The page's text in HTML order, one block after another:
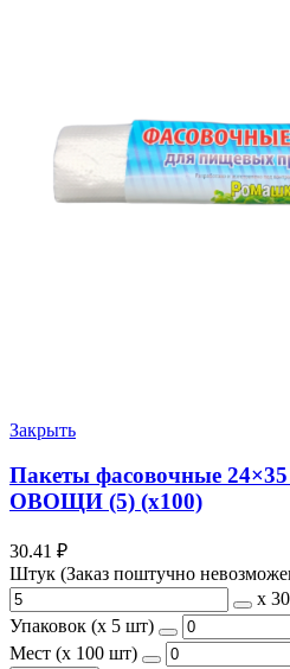
Закрыть
Пакеты фасовочные
ОВОЩИ (5) (х100)
30.41 ₽
Штук (Заказ поштучно
х
Упаковок (x 5 шт)
Мест (x 100 шт)